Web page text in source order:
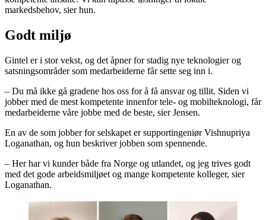
markedsbehov, sier hun.
Godt miljø
Gintel er i stor vekst, og det åpner for stadig nye teknologier og
satsningsområder som medarbeiderne får sette seg inn i.
– Du må ikke gå gradene hos oss for å få ansvar og tillit. Siden vi
jobber med de mest kompetente innenfor tele- og mobilteknologi, får
medarbeiderne våre jobbe med de beste, sier Jensen.
En av de som jobber for selskapet er supportingeniør Vishnupriya
Loganathan, og hun beskriver jobben som spennende.
– Her har vi kunder både fra Norge og utlandet, og jeg trives godt
med det gode arbeidsmiljøet og mange kompetente kolleger, sier
Loganathan.